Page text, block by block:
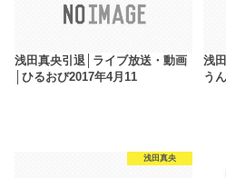
浅田真央引退│ライブ放送・動画
│ひるおび2017年4月11
浅
う
浅田真央